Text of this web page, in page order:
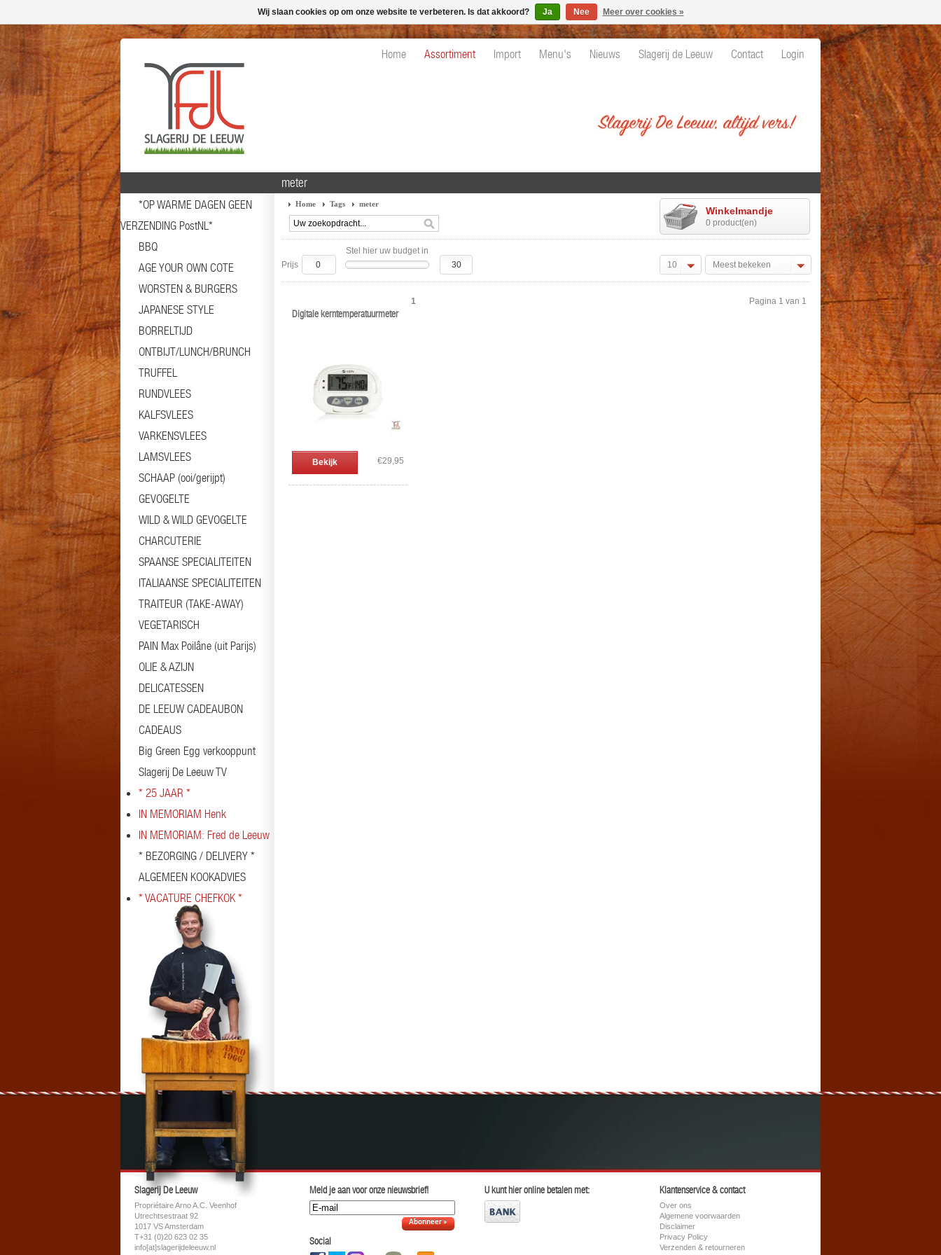
Home Assortiment Import Menu's Nieuws Slagerij de Leeuw Contact Login
*OP WARME DAGEN GEEN
VERZENDING PostNL*
BBQ
AGE YOUR OWN COTE
WORSTEN & BURGERS
JAPANESE STYLE
BORRELTIJD
ONTBIJT/LUNCH/BRUNCH
TRUFFEL
RUNDVLEES
KALFSVLEES
VARKENSVLEES
LAMSVLEES
SCHAAP (ooi/gerijpt)
GEVOGELTE
WILD & WILD GEVOGELTE
CHARCUTERIE
SPAANSE SPECIALITEITEN
ITALIAANSE SPECIALITEITEN
TRAITEUR (TAKE-AWAY)
VEGETARISCH
PAIN Max Poilâne (uit Parijs)
OLIE & AZIJN
DELICATESSEN
DE LEEUW CADEAUBON
CADEAUS
Big Green Egg verkooppunt
Slagerij De Leeuw TV
* 25 JAAR *
IN MEMORIAM Henk
IN MEMORIAM: Fred de Leeuw
* BEZORGING / DELIVERY *
ALGEMEEN KOOKADVIES
* VACATURE CHEFKOK *
meter
Home Tags meter
Winkelmandje
0 product(en)
Stel hier uw budget in
Prijs
10 Meest bekeken
Digitale kerntemperatuurmeter
Bekijk €29,95
1 Pagina 1 van 1
Slagerij De Leeuw
Propriétaire Arno A.C. Veenhof
Utrechtsestraat 92
1017 VS Amsterdam
T+31 (0)20 623 02 35
info[at]slagerijdeleeuw.nl
Meld je aan voor onze nieuwsbrief!
Abonneer »
Social
U kunt hier online betalen met: Klantenservice & contact
Over ons
Algemene voorwaarden
Disclaimer
Privacy Policy
Verzenden & retourneren
Wij slaan cookies op om onze website te verbeteren. Is dat akkoord? Ja Nee Meer over cookies »